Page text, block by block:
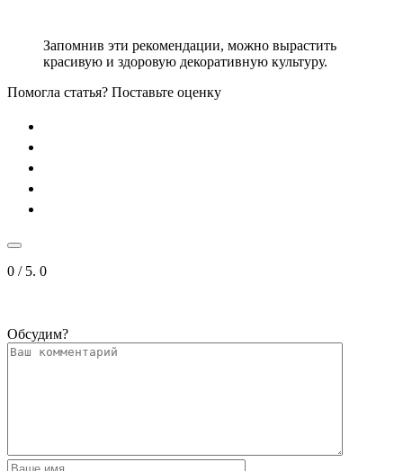
Запомнив эти рекомендации, можно вырастить
красивую и здоровую декоративную культуру.
Помогла статья? Поставьте оценку
0 / 5. 0
Обсудим?